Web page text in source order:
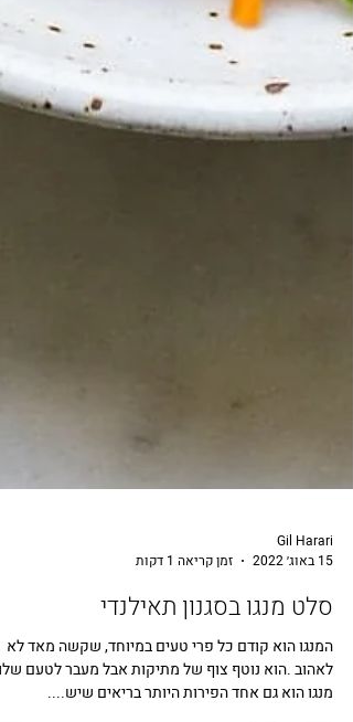
15 באוג׳ 2022
זמן קריאה 1 דקות
סלט מנגו בסגנון תאילנדי